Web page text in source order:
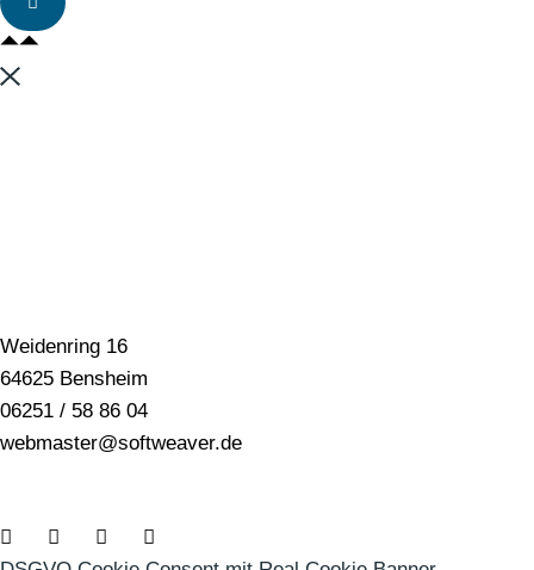
Weidenring 16
64625 Bensheim
06251 / 58 86 04
webmaster@softweaver.de